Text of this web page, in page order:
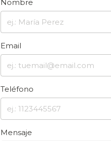
Nombre
Email
Teléfono
Mensaje